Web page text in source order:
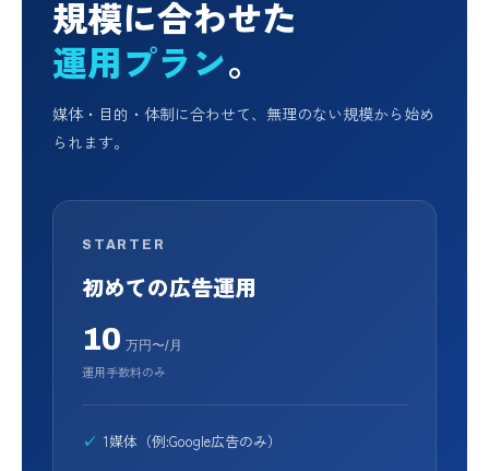
規模に合わせた
運用プラン。
媒体・目的・体制に合わせて、無理のない規模から始め
られます。
STARTER
初めての広告運用
10 万円〜/月
運用手数料のみ
1媒体（例:Google広告のみ）